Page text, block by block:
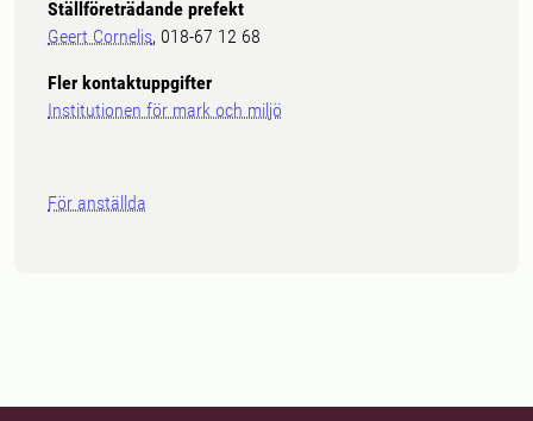
Ställföreträdande prefekt
Geert Cornelis, 018-67 12 68
Fler kontaktuppgifter
Institutionen för mark och miljö
För anställda